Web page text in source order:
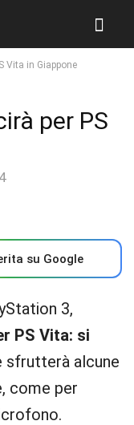
Vita in Giappone
per PS
su Google
3,
PS Vita: si
sfrutterà alcune
come per